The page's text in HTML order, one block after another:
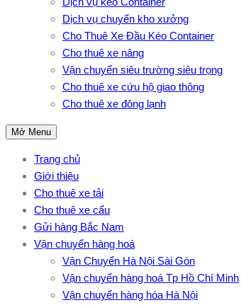
Dịch vụ chuyển kho xưởng
Cho Thuê Xe Đầu Kéo Container
Cho thuê xe nâng
Vận chuyển siêu trường siêu trọng
Cho thuê xe cứu hộ giao thông
Cho thuê xe đông lạnh
Mở Menu
Trang chủ
Giới thiệu
Cho thuê xe tải
Cho thuê xe cẩu
Gửi hàng Bắc Nam
Vận chuyển hàng hoá
Vận Chuyển Hà Nội Sài Gòn
Vận chuyển hàng hoá Tp Hồ Chí Minh
Vận chuyển hàng hóa Hà Nội